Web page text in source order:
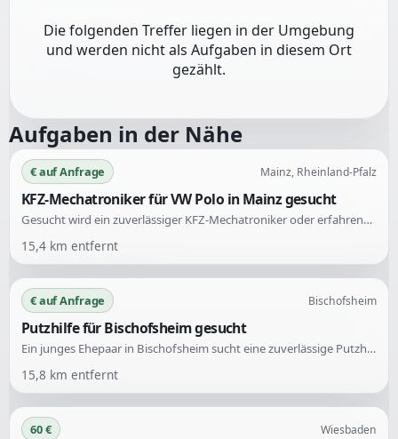
Die folgenden Treffer liegen in der Umgebung
und werden nicht als Aufgaben in diesem Ort
gezählt.
Aufgaben in der Nähe
€ auf Anfrage Mainz, Rheinland-Pfalz
KFZ-Mechatroniker für VW Polo in Mainz gesucht
Gesucht wird ein zuverlässiger KFZ-Mechatroniker oder erfahrener Hobbyschrauber, um einen VW Polo (Automatik) zu begutachten und kleinere bis mittlere Reparaturen durchzuführen. Erforderlich ist eine ehrliche Einschätzung des Fahrzeugs.
15,4 km entfernt
€ auf Anfrage Bischofsheim
Putzhilfe für Bischofsheim gesucht
Ein junges Ehepaar in Bischofsheim sucht eine zuverlässige Putzhilfe zur regelmäßigen Unterstützung in ihrem gepflegten Haushalt. Die Aufgaben umfassen wöchentliche Reinigungen sowie die Fensterreinigung mehrmals im Jahr.
15,8 km entfernt
60 € Wiesbaden